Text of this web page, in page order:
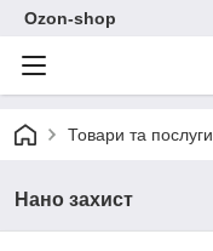
Ozon-shop
Товари та послуги
Нано захист